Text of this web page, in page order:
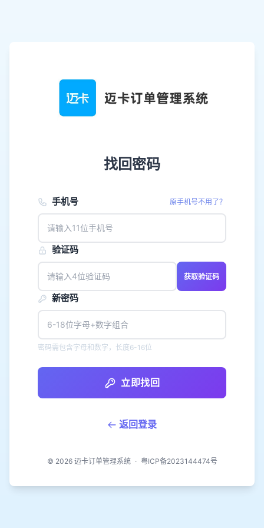
找回密码
手机号 原手机号不用了？
验证码
获取验证码
新密码
密码需包含字母和数字，长度6-16位
立即找回
返回登录
© 2026 迈卡订单管理系统 · 粤ICP备2023144474号